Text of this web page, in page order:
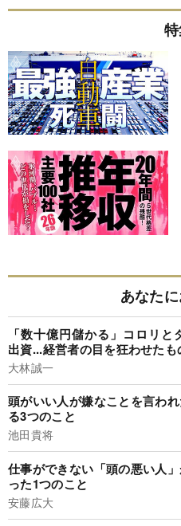
あなた
「数十億円儲かる」コロリと
出資...経営者の目を狂わせた
大林誠一
頭がいい人が嫌なことを言わ
る3つのこと
池田貴将
仕事ができない「頭の悪い人
った1つのこと
安藤広大